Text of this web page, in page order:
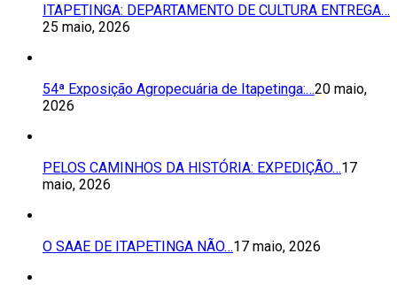
ITAPETINGA: DEPARTAMENTO DE CULTURA ENTREGA…
25 maio, 2026
54ª Exposição Agropecuária de Itapetinga:…20 maio,
2026
PELOS CAMINHOS DA HISTÓRIA: EXPEDIÇÃO…17
maio, 2026
O SAAE DE ITAPETINGA NÃO…17 maio, 2026